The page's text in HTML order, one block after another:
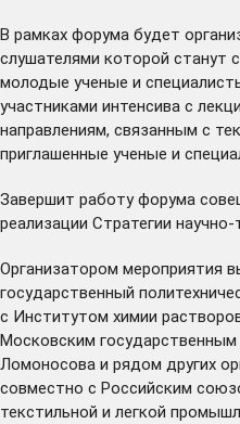
В рамках форума будет
слушателями которой станут
молодые ученые и
участниками интенсива с
направлениям, связанным с
приглашенные ученые и
Завершит работу форума
реализации Стратегии
Организатором мероприятия
государственный
с Институтом химии
Московским государственным
Ломоносова и рядом других
совместно с Российским
текстильной и легкой